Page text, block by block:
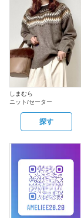
しまむら
ニット/セーター
探す